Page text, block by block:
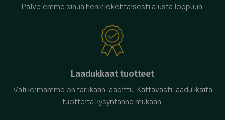
Palvelemme sinua henkilökohtaisesti alusta loppuun.
Laadukkaat tuotteet
Valikoimamme on tarkkaan laadittu. Kattavasti laadukkaita
tuotteita kysyntänne mukaan.